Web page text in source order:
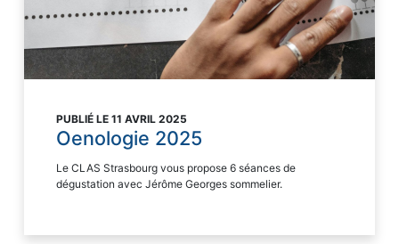
PUBLIÉ LE 11 AVRIL 2025
Oenologie 2025
Le CLAS Strasbourg vous propose 6 séances de
dégustation avec Jérôme Georges sommelier.